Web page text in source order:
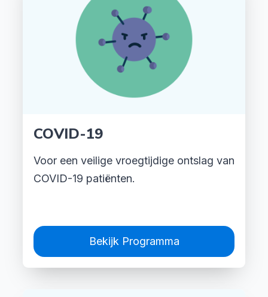
COVID-19
Voor een veilige vroegtijdige ontslag van
COVID-19 patiënten.
Bekijk Programma